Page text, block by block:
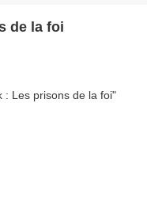
de la foi